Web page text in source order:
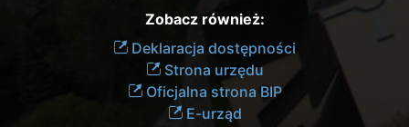
Zobacz również:
Deklaracja dostępności
Strona urzędu
Oficjalna strona BIP
E-urząd